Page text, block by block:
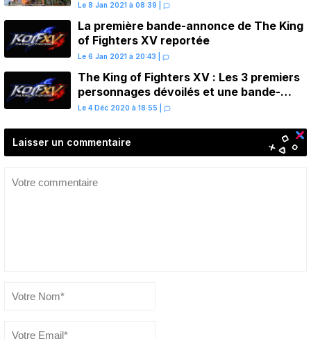
Le 8 Jan 2021 à 08:39
La première bande-annonce de The King
of Fighters XV reportée
Le 6 Jan 2021 à 20:43
The King of Fighters XV : Les 3 premiers
personnages dévoilés et une bande-
annonce en janvier
Le 4 Déc 2020 à 18:55
Laisser un commentaire